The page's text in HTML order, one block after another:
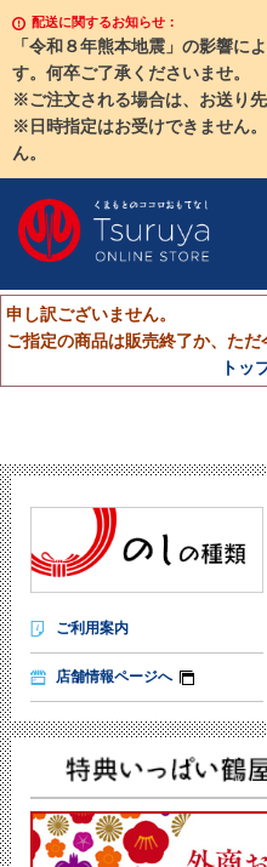
配送に関するお知らせ：
「令和８年熊本地震」の影響に
す。何卒ご了承くださいませ。
※ご注文される場合は、お送り
※日時指定はお受けできません
ん。
申し訳ございません。
ご指定の商品は販売終了か、ただ
トッ
ご利用案内
店舗情報ページへ